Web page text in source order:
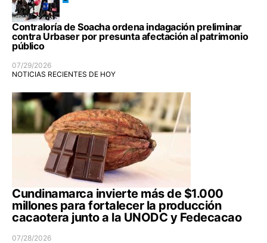
Contraloría de Soacha ordena indagación preliminar
contra Urbaser por presunta afectación al patrimonio
público
07/29/2026
NOTICIAS RECIENTES DE HOY
Cundinamarca invierte más de $1.000
millones para fortalecer la producción
cacaotera junto a la UNODC y Fedecacao
07/28/2026